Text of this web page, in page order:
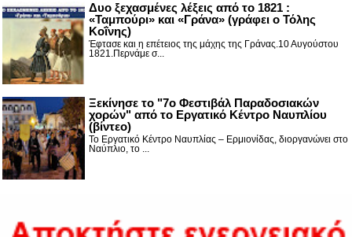
Δυο ξεχασμένες λέξεις από το 1821 :
«Ταμπούρι» και «Γράνα» (γράφει ο Τόλης
Κοΐνης)
Έφτασε και η επέτειος της μάχης της Γράνας.10 Αυγούστου
1821.Περνάμε σ...
Ξεκίνησε το "7ο Φεστιβάλ Παραδοσιακών
χορών" από το Εργατικό Κέντρο Ναυπλίου
(βίντεο)
Το Εργατικό Κέντρο Ναυπλίας – Ερμιονίδας, διοργανώνει στο
Ναύπλιο, το ...